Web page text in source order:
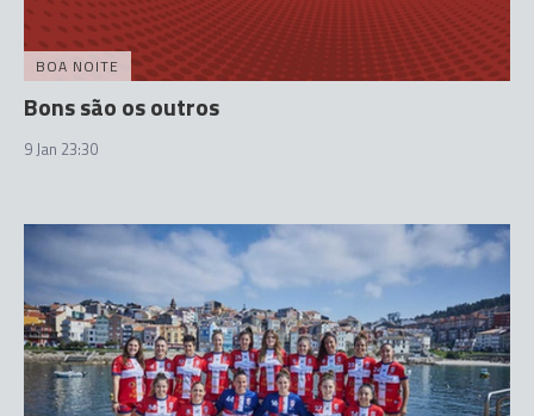
BOA NOITE
Bons são os outros
9 Jan 23:30